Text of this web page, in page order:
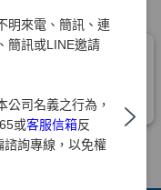
明來電、簡訊、連
簡訊或LINE邀請
公司名義之行為，
或客服信箱反
諮詢專線，以免權